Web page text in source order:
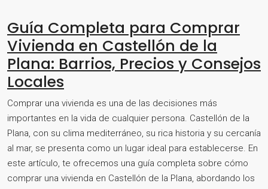
Guía Completa para Comprar
Vivienda en Castellón de la
Plana: Barrios, Precios y Consejos
Locales
Comprar una vivienda es una de las decisiones más
importantes en la vida de cualquier persona. Castellón de la
Plana, con su clima mediterráneo, su rica historia y su cercanía
al mar, se presenta como un lugar ideal para establecerse. En
este artículo, te ofrecemos una guía completa sobre cómo
comprar una vivienda en Castellón de la Plana, abordando los